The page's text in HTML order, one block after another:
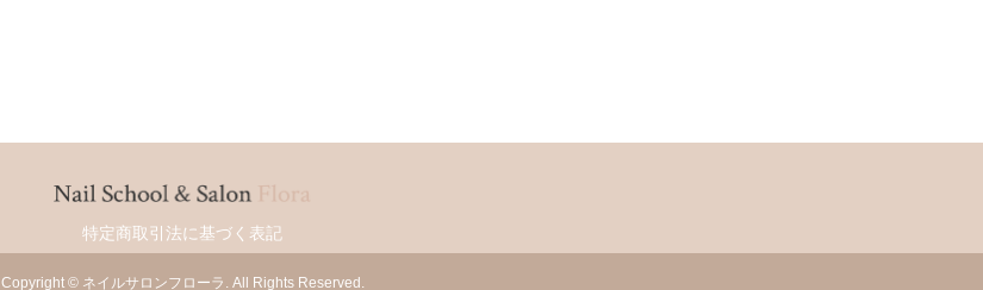
特定商取引法に基づく表記
Copyright © ネイルサロンフローラ . All Rights Reserved.